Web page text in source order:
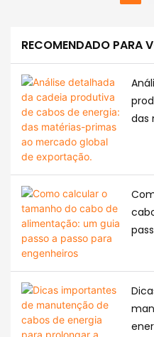
longas distâncias, são
utilizados cabos de
energia. Alguns desses
cabos transportam
tensões extremamente
altas, conhecidas como
cabos de energia de
ultra-alta tensão (UHV).
Esses cabos geralmente
são enterrados para
protegê-los e
economizar espaço. Mas
você sabia que esses
cabos também afetam
o solo ao redor deles?
RECOMENDADO PARA
das